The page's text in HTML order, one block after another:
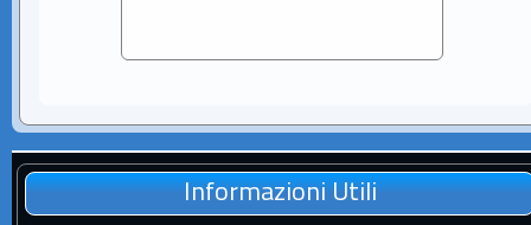
Informazioni Utili